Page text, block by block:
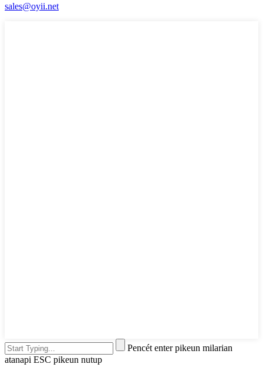
sales@oyii.net
Pencét enter pikeun milarian
atanapi ESC pikeun nutup